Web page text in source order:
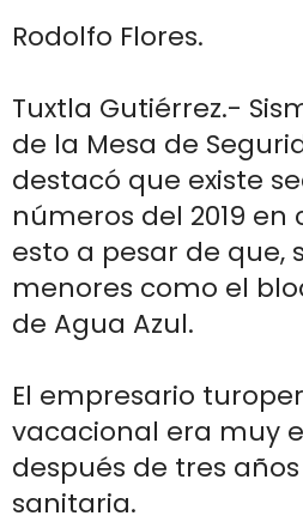
Rodolfo Flores.
Tuxtla Gutiérrez.-
de la Mesa de
destacó que existe
números del 2019
esto a pesar de que,
menores como el
de Agua Azul.
El empresario
vacacional era muy
después de tres
sanitaria.